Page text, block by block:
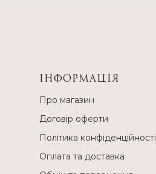
ІНФОРМАЦІЯ
Про магазин
Договір оферти
Політика конфіденційності
Оплата та доставка